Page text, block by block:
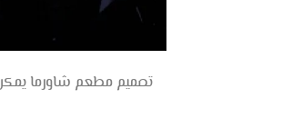
تصميم مطعم شاورما